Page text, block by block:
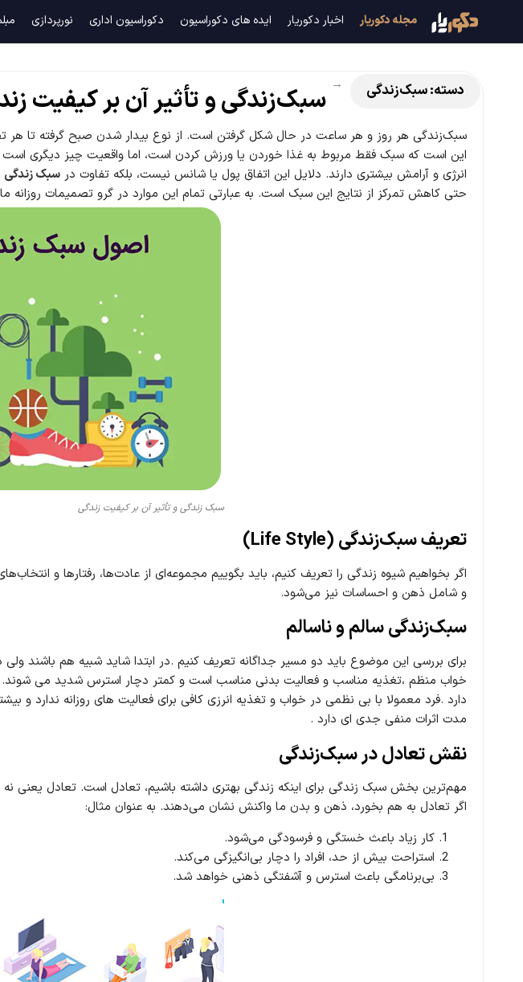
م
مجله دکوریار اخبار دکوریار ایده های دکوراسیون دکوراسیون اداری نورپردازی
دسته:سبک‌زندگی → سبک‌زندگی و تأثیر آن بر کیفیت
سبک‌زندگی هر روز و هر ساعت در حال شکل گرفتن است. از نوع بیدار شدن صبح گرفته تا
این است که سبک فقط مربوط به غذا خوردن یا ورزش کردن است، اما واقعیت چیز دیگری است
انرژی و آرامش بیشتری دارند. دلایل این اتفاق پول یا شانس نیست، بلکه تفاوت در سبک زندگی
حتی کاهش تمرکز از نتایج این سبک است. به عبارتی تمام این موارد در گرو تصمیمات روزانه
سبک زندگی و تأثیر آن بر کیفیت زندگی
تعریف سبک‌زندگی (Life Style)
اگر بخواهیم شیوه زندگی را تعریف کنیم، باید بگوییم مجموعه‌ای از عادت‌ها، رفتارها و
و شامل ذهن و احساسات نیز می‌شود.
سبک‌زندگی سالم و ناسالم
برای بررسی این موضوع باید دو مسیر جداگانه تعریف کنیم .در ابتدا شاید شبیه هم باشند
خواب منظم ،تغذیه مناسب و فعالیت بدنی مناسب است و کمتر دچار استرس شدید می شوند. در
دارد .فرد معمولا با بی نظمی در خواب و تغذیه انرزی کافی برای فعالیت های روزانه
مدت اثرات منفی جدی ای دارد .
نقش تعادل در سبک‌زندگی
مهم‌ترین بخش سبک زندگی برای اینکه زندگی بهتری داشته باشیم، تعادل است. تعادل یعنی نه
اگر تعادل به هم بخورد، ذهن و بدن ما واکنش نشان می‌دهند. به عنوان مثال:
کار زیاد باعث خستگی و فرسودگی می‌شود.
استراحت بیش از حد، افراد را دچار بی‌انگیزگی می‌کند.
بی‌برنامگی باعث استرس و آشفتگی ذهنی خواهد شد.